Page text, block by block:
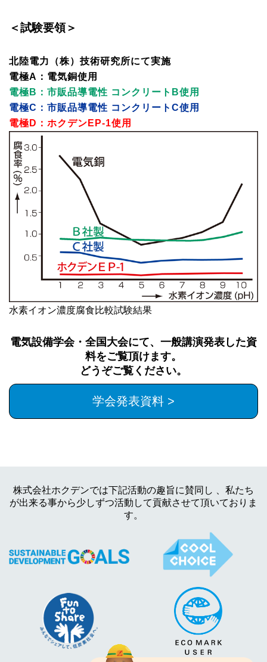
水素イオン濃度腐食比較試験結果
＜試験要領＞
北陸電力（株）技術研究所にて実施
電極A：電気銅使用
電極B：市販品導電性 コンクリートB使用
電極C：市販品導電性 コンクリートC使用
電極D：ホクデンEP-1使用
電気設備学会・全国大会にて、一般講演発表した資
料をご覧頂けます。
どうぞご覧ください。
学会発表資料 >
株式会社ホクデンでは下記活動の趣旨に賛同し 、私たち
が出来る事から少しずつ活動して貢献させて頂いておりま
す。